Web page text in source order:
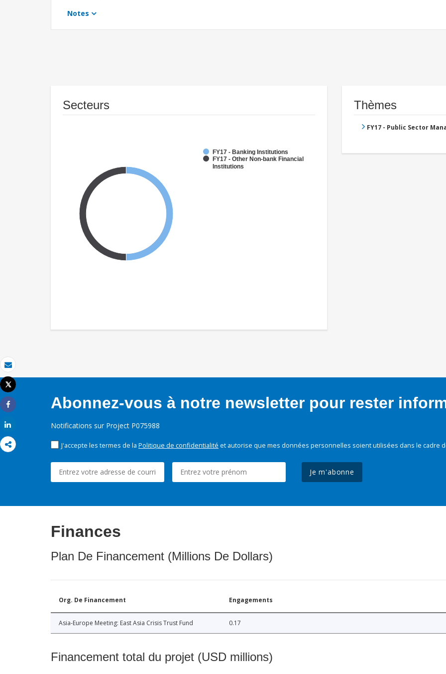
Email
Imprimer
Tweet
Share
Notes
Secteurs
FY17 - Banking Institutions
FY17 - Other Non-bank Financial
Institutions
Thèmes
FY17 - Public Sector
Abonnez-vous à notre newsletter pour rester
Notifications sur Project P075988
J'accepte les termes de la Politique de confidentialité et autorise que mes données personnelles soient utilisées dans le cadre
Je m'abonne
Finances
Plan De Financement (Millions De Dollars)
Org. De Financement Engagements
Asia-Europe Meeting: East Asia Crisis Trust Fund 0.17
Financement total du projet (USD millions)